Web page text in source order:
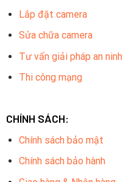
Lắp đặt camera
Sửa chữa camera
Tư vấn giải pháp an ninh
Thi công mạng
CHÍNH SÁCH:
Chính sách bảo mật
Chính sách bảo hành